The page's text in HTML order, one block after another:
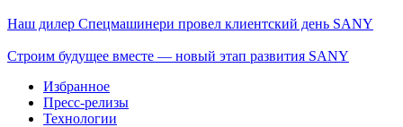
Наш дилер Спецмашинери провел клиентский день SANY
Строим будущее вместе — новый этап развития SANY
Избранное
Пресс-релизы
Технологии